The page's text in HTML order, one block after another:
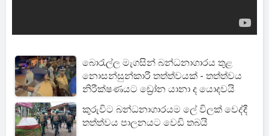
බොරැල්ල මැගසින් බන්ධනාගාරය තුළ
නොසන්සුන්කාරී තත්ත්වයක් - තත්ත්වය
නිරීක්ෂණයට ඩ්‍රෝන යානා ද යොදවයි
කුරුවිට බන්ධනාගාරයම ලේ විලක් වෙද්දී
තත්ත්වය පාලනයට වෙඩි තබයි